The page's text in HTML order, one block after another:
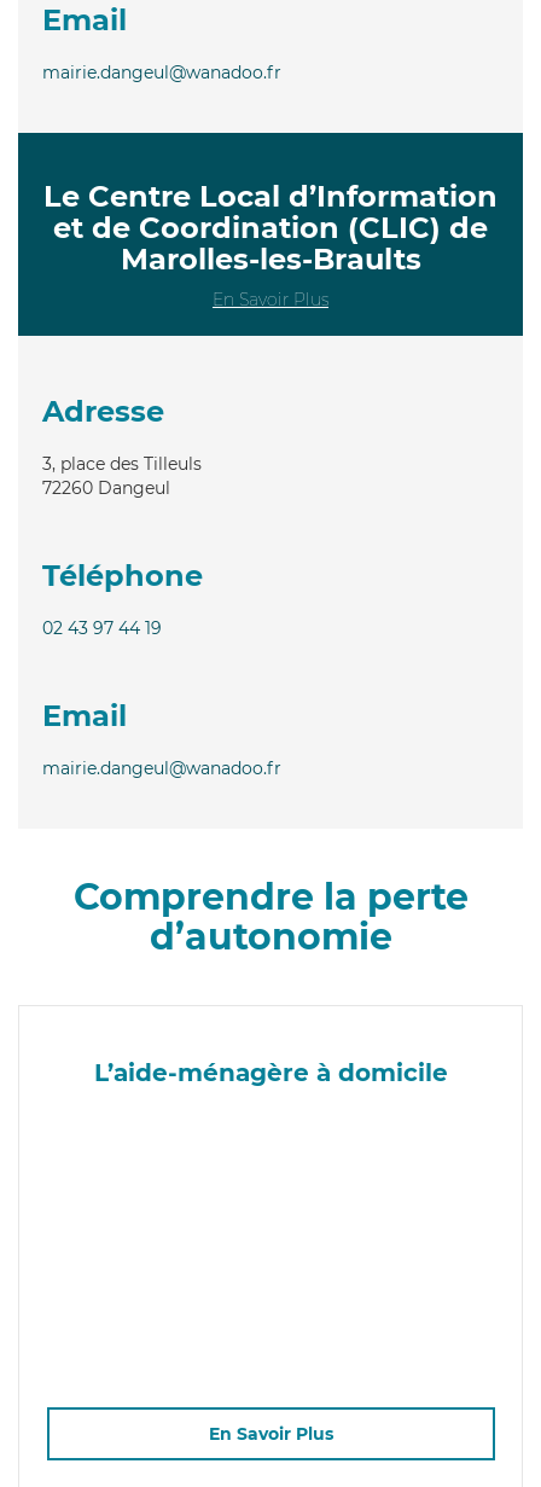
Email
mairie.dangeul@wanadoo.fr
Le Centre Local d’Information
et de Coordination (CLIC) de
Marolles-les-Braults
En Savoir Plus
Adresse
3, place des Tilleuls
72260 Dangeul
Téléphone
02 43 97 44 19
Email
mairie.dangeul@wanadoo.fr
Comprendre la perte
d’autonomie
L’aide-ménagère à domicile
En Savoir Plus